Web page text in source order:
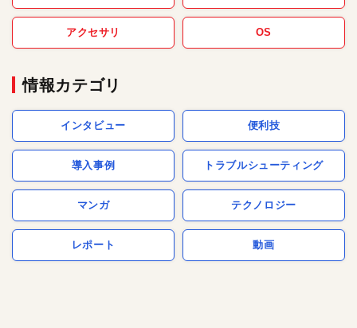
アクセサリ OS
情報カテゴリ
インタビュー 便利技
導入事例 トラブルシューティング
マンガ テクノロジー
レポート 動画